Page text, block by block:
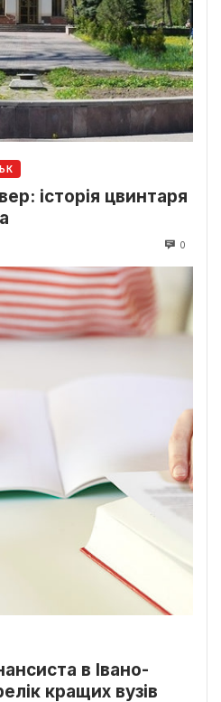
історія цвинтаря
0
в Івано-
кращих вузів